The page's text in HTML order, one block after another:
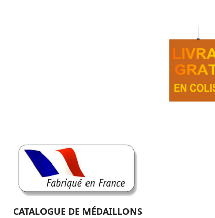
CATALOGUE DE MÉDAILLONS